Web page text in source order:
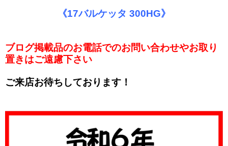
《17バルケッタ 300HG》
ブログ掲載品のお電話でのお問い合わせやお取り
置きはご遠慮下さい
ご来店お待ちしております！